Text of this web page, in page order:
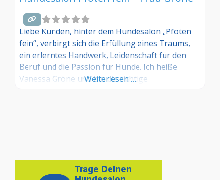
Liebe Kunden, hinter dem Hundesalon „Pfoten
fein“, verbirgt sich die Erfüllung eines Traums,
ein erlerntes Handwerk, Leidenschaft für den
Beruf und die Passion für Hunde. Ich heiße
Vanessa Gröne und bin die richtige
Weiterlesen …